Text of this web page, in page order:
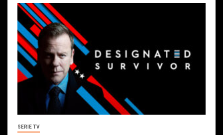
SERIE TV